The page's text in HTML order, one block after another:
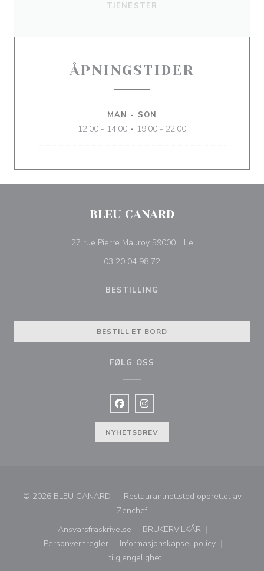
TJENESTER
ÅPNINGSTIDER
MAN - SON
12:00 - 14:00 • 19:00 - 22:00
BLEU CANARD
27 rue Pierre Mauroy 59000 Lille((åpner i et nytt
03 20 04 98 72
BESTILLING
BESTILL ET BORD
FØLG OSS
Facebook ((åpner i et nytt vindu))
Instagram ((åpner i et nytt
NYHETSBREV
© 2026 BLEU CANARD — Restaurantnettsted opprettet av
Zenchef((åpner i et nytt vindu))
Ansvarsfraskrivelse
((åpner i et nytt vindu))
BRUKERVILKÅR
((åpner i et nytt vindu))
Personvernregler
((åpner i et nytt vindu))
Informasjonskapsel policy
((åpner i et nytt vindu))
tilgjengelighet
((åpner i et nytt vindu))